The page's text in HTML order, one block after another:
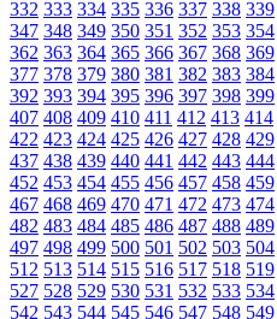
332 333 334 335 336 337 338 339
347 348 349 350 351 352 353 354
362 363 364 365 366 367 368 369
377 378 379 380 381 382 383 384
392 393 394 395 396 397 398 399
407 408 409 410 411 412 413 414
422 423 424 425 426 427 428 429
437 438 439 440 441 442 443 444
452 453 454 455 456 457 458 459
467 468 469 470 471 472 473 474
482 483 484 485 486 487 488 489
497 498 499 500 501 502 503 504
512 513 514 515 516 517 518 519
527 528 529 530 531 532 533 534
542 543 544 545 546 547 548 549